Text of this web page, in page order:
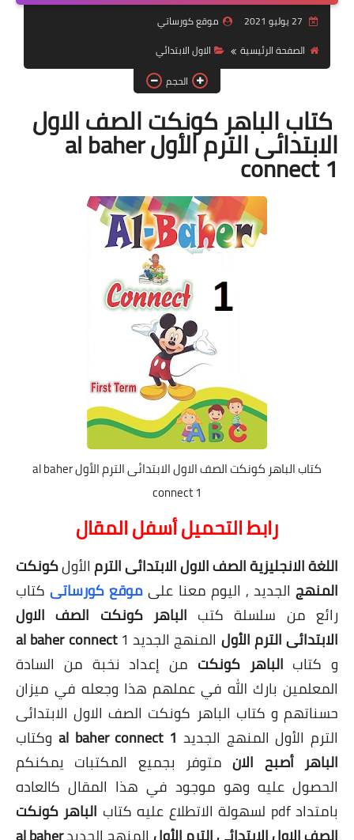
موضوعات
تربويات
تكنولوجيا
قصص للأطفال
روايات
صحة
موقع كورساتي
الصفحة الرئيسية
الاول الابتدائي
الحجم
كتاب الباهر كونكت الصف الاول
الابتدائى الترم الأول al baher
connect 1
كتاب الباهر كونكت الصف الاول الابتدائى الترم الأول al baher
connect 1
رابط التحميل أسفل المقال
اللغة الانجليزية الصف الاول الابتدائى الترمالأولكونكت
المنهج الجديد , اليوم معنا علىموقع كورساتىكتاب
رائع من سلسلة كتب الباهر كونكت الصف الاول
الابتدائى الترم الأول المنهج الجديد al baherconnect1
و كتاب الباهر كونكت من إعداد نخبة من السادة
المعلمين بارك الله في عملهم هذا وجعله في ميزان
حسناتهم و كتاب الباهر كونكت الصف الاول الابتدائى
الترم الأول المنهج الجديد al baher connect 1 وكتاب
الباهر أصبح الان متوفر بجميع المكتبات يمكنكم
الحصول عليه وهو موجود في هذا المقال كالعاده
بامتداد pdf لسهولة الاتطلاع عليه كتاب
الباهر كونكت